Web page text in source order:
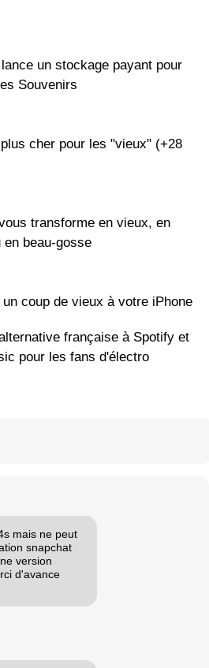
un stockage payant pour
Souvenirs
cher pour les "vieux" (+28
transforme en vieux, en
en beau-gosse
coup de vieux à votre iPhone
française à Spotify et
pour les fans d'électro
mais ne peut
snapchat
version
d'avance